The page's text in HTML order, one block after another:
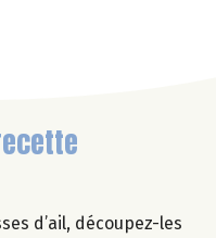
d’ail, découpez-les